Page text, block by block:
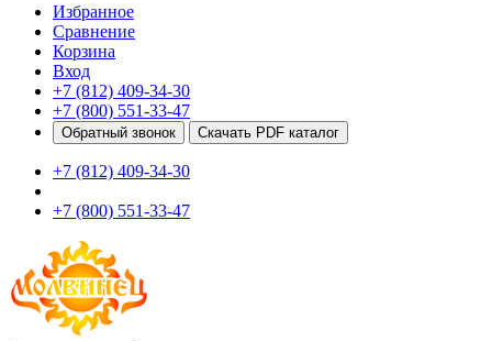
Входные арки
Информационные стойки
Ограждения
Для детей с ограниченными возможностями
Школам
Игровые комплексы от 5 до 12 лет
Спортивные элементы
Тренажеры
Теннисные столы
Спортивные ворота
Спортивные стойки
Оборудование для ГТО
Информационные стойки
Избранное
Сравнение
Корзина
Вход
+7 (812) 409-34-30
+7 (800) 551-33-47
Обратный звонок Скачать PDF каталог
+7 (812) 409-34-30
+7 (800) 551-33-47